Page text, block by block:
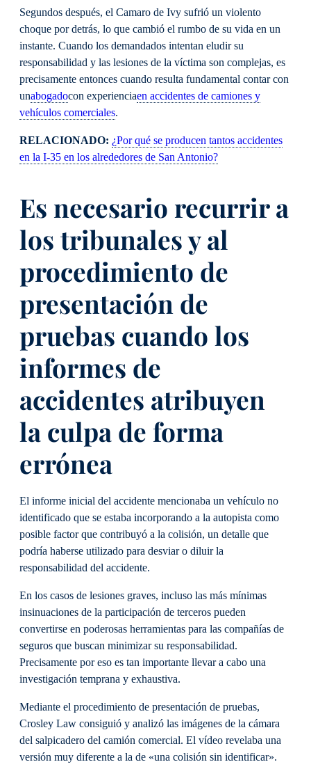
Segundos después, el Camaro de Ivy sufrió un violento
choque por detrás, lo que cambió el rumbo de su vida en un
instante. Cuando los demandados intentan eludir su
responsabilidad y las lesiones de la víctima son complejas, es
precisamente entonces cuando resulta fundamental contar con
unabogadocon experienciaen accidentes de camiones y
vehículos comerciales.
RELACIONADO: ¿Por qué se producen tantos accidentes
en la I-35 en los alrededores de San Antonio?
Es necesario recurrir a
los tribunales y al
procedimiento de
presentación de
pruebas cuando los
informes de
accidentes atribuyen
la culpa de forma
errónea
El informe inicial del accidente mencionaba un vehículo no
identificado que se estaba incorporando a la autopista como
posible factor que contribuyó a la colisión, un detalle que
podría haberse utilizado para desviar o diluir la
responsabilidad del accidente.
En los casos de lesiones graves, incluso las más mínimas
insinuaciones de la participación de terceros pueden
convertirse en poderosas herramientas para las compañías de
seguros que buscan minimizar su responsabilidad.
Precisamente por eso es tan importante llevar a cabo una
investigación temprana y exhaustiva.
Mediante el procedimiento de presentación de pruebas,
Crosley Law consiguió y analizó las imágenes de la cámara
del salpicadero del camión comercial. El vídeo revelaba una
versión muy diferente a la de «una colisión sin identificar».